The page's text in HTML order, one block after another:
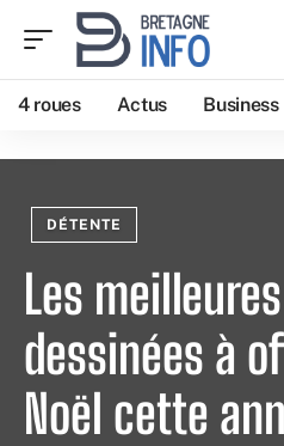
4 roues Actus Business
DÉTENTE
Les
dessinées à
Noël cette